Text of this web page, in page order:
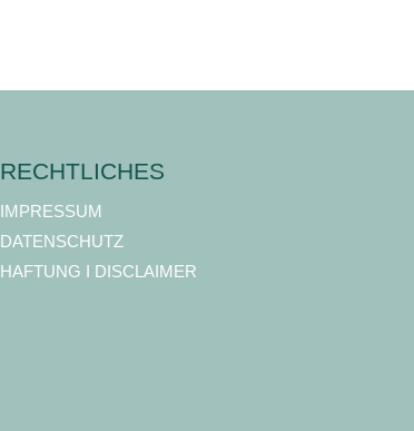
RECHTLICHES
IMPRESSUM
DATENSCHUTZ
HAFTUNG I DISCLAIMER